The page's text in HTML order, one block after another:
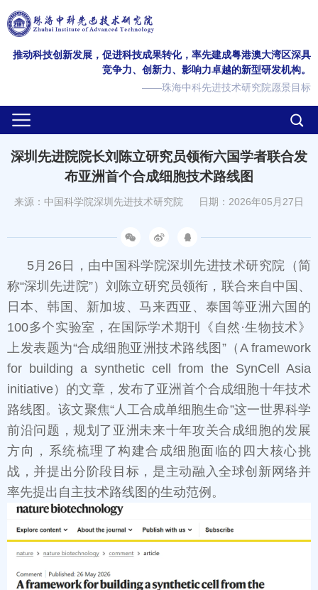
推动科技创新发展，促进科技成果转化，率先建成粤港澳大湾区深具
竞争力、创新力、影响力卓越的新型研发机构。
——珠海中科先进技术研究院愿景目标
深圳先进院院长刘陈立研究员领衔六国学者联合发
布亚洲首个合成细胞技术路线图
来源：中国科学院深圳先进技术研究院 日期：2026年05月27日
5月26日，由中国科学院深圳先进技术研究院（简
称“深圳先进院”）刘陈立研究员领衔，联合来自中国、
日本、韩国、新加坡、马来西亚、泰国等亚洲六国的
100多个实验室，在国际学术期刊《自然·生物技术》
上发表题为“合成细胞亚洲技术路线图”（A framework
for building a synthetic cell from the SynCell Asia
initiative）的文章，发布了亚洲首个合成细胞十年技术
路线图。该文聚焦“人工合成单细胞生命”这一世界科学
前沿问题，规划了亚洲未来十年攻关合成细胞的发展
方向，系统梳理了构建合成细胞面临的四大核心挑
战，并提出分阶段目标，是主动融入全球创新网络并
率先提出自主技术路线图的生动范例。